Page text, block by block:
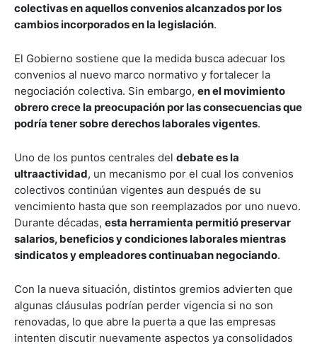
colectivas en aquellos convenios alcanzados por los
cambios incorporados en la legislación.
El Gobierno sostiene que la medida busca adecuar los
convenios al nuevo marco normativo y fortalecer la
negociación colectiva. Sin embargo, en el movimiento
obrero crece la preocupación por las consecuencias que
podría tener sobre derechos laborales vigentes.
Uno de los puntos centrales del debate es la
ultraactividad, un mecanismo por el cual los convenios
colectivos continúan vigentes aun después de su
vencimiento hasta que son reemplazados por uno nuevo.
Durante décadas, esta herramienta permitió preservar
salarios, beneficios y condiciones laborales mientras
sindicatos y empleadores continuaban negociando.
Con la nueva situación, distintos gremios advierten que
algunas cláusulas podrían perder vigencia si no son
renovadas, lo que abre la puerta a que las empresas
intenten discutir nuevamente aspectos ya consolidados